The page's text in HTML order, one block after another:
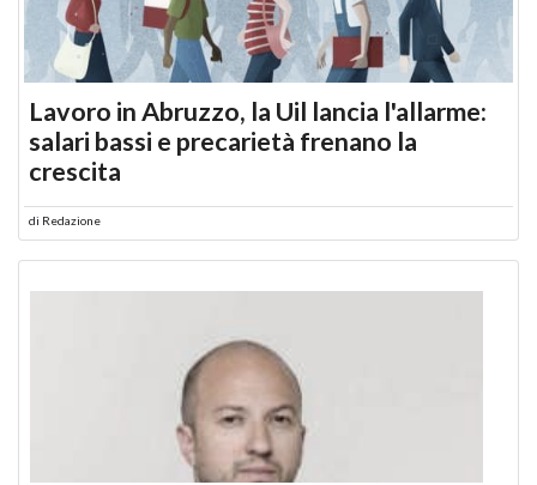
Lavoro in Abruzzo, la Uil lancia l'allarme:
salari bassi e precarietà frenano la
crescita
di Redazione